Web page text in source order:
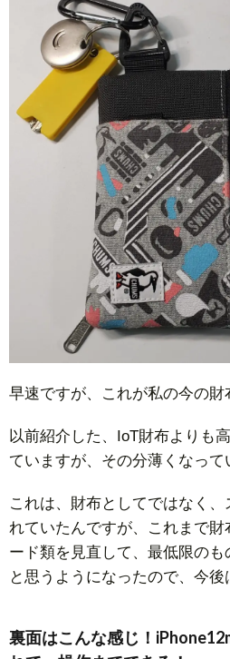
早速ですが、これが私の今の財
以前紹介した、IoT財布よりも
ていますが、その分薄くなって
これは、財布としてではなく
れていたんですが、これまで
ード類を見直して、最低限の
と思うようになったので、今後
裏面はこんな感じ！